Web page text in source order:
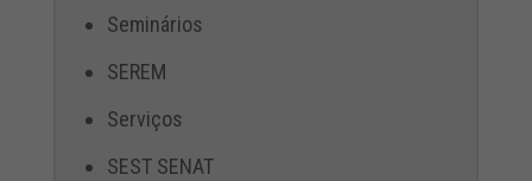
Seminários
SEREM
Serviços
SEST SENAT